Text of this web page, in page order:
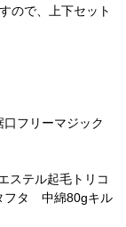
ので、上下セット
フリーマジック
ステル起毛トリコ
フタ 中綿80gキル